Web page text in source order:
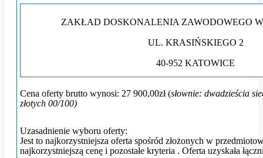
ZAKŁAD DOSKONALENIA ZAWODOWEGO
UL. KRASIŃSKIEGO 2
40-952 KATOWICE
Cena oferty brutto wynosi: 27 900,00zł(słownie: dwadzieścia
złotych 00/100)
Uzasadnienie wyboru oferty:
Jest to najkorzystniejsza oferta spośród złożonych w
najkorzystniejszą cenę i pozostałe kryteria . Oferta uzyskała